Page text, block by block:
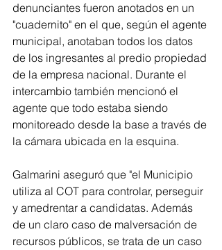
denunciantes fueron anotados en un
"cuadernito" en el que, según el agente
municipal, anotaban todos los datos
de los ingresantes al predio propiedad
de la empresa nacional. Durante el
intercambio también mencionó el
agente que todo estaba siendo
monitoreado desde la base a través de
la cámara ubicada en la esquina.
Galmarini aseguró que "el Municipio
utiliza al COT para controlar, perseguir
y amedrentar a candidatas. Además
de un claro caso de malversación de
recursos públicos, se trata de un caso